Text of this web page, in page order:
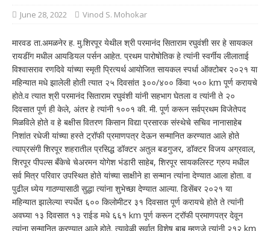
June 28, 2022 Vinod S. Mohokar
मारवड ता.अमळनेर ह. मु.शिरपूर येथील श्री परमानंद सिताराम रघुवंशी सर हे सायकल
रायडींग मधील आयडियल पर्सन आहेत. प्रथम पारोषोतिक हे त्यांनी स्वर्गीय लीलाताई
विश्वासराव रणदिवे यांच्या स्मृती प्रित्यर्थ आयोजित सायकल स्पर्धा ऑक्टोबर २०२१ या
महिन्यात मधे झालेली होती त्यात २५ दिवसांत ३००/४०० किंवा ५०० km पूर्ण करायचे
होते.व त्यात श्री परमानंद सिताराम रघुवंशी यांनी सहभाग घेतला व त्यांनी ते २०
दिवसात पूर्ण ही केले, अंतर हे त्यांनी १००१ की. मी. पूर्ण करून सर्वप्रथम विजेतेपद
मिळविले होते व हे बक्षीस वितरण किसान विद्या प्रसारक संस्थेचे सचिव नानासाहेब
निशांत रधेजी यांच्या हस्ते ट्रॉफी प्रमाणपत्र देऊन सन्मानित करण्यात आले होते
त्याप्रसंगी शिरपूर शहरातील प्रसिद्ध डॉक्टर अतुल बडगुजर, डॉक्टर विजय अग्रवाल,
शिरपूर पीपल्स बँकेचे चेअरमन योगेश भंडारी साहेब, शिरपूर सायकलिस्ट ग्रुप मधील
सर्व मित्र परिवार उपस्थित होते यांच्या साक्षीने हा सन्मान त्यांना देण्यात आला होता. व
पुढील ध्येय गाठण्यासाठी सुद्धा त्यांना शुभेच्छा देण्यात आल्या. डिसेंबर २०२१ या
महिन्यात झालेल्या स्पर्धेत ६०० किलोमीटर ३१ दिवसात पूर्ण करायचे होते ते त्यांनी
अवघ्या १३ दिवसात १३ राईड मधे ६६१ km पूर्ण करून ट्रॉफी प्रमाणपत्र देवून
त्यांना सन्मानित करण्यात आले होते. त्यावेळी सर्वात विशेष बाब म्हणजे त्यांनी २१२ km